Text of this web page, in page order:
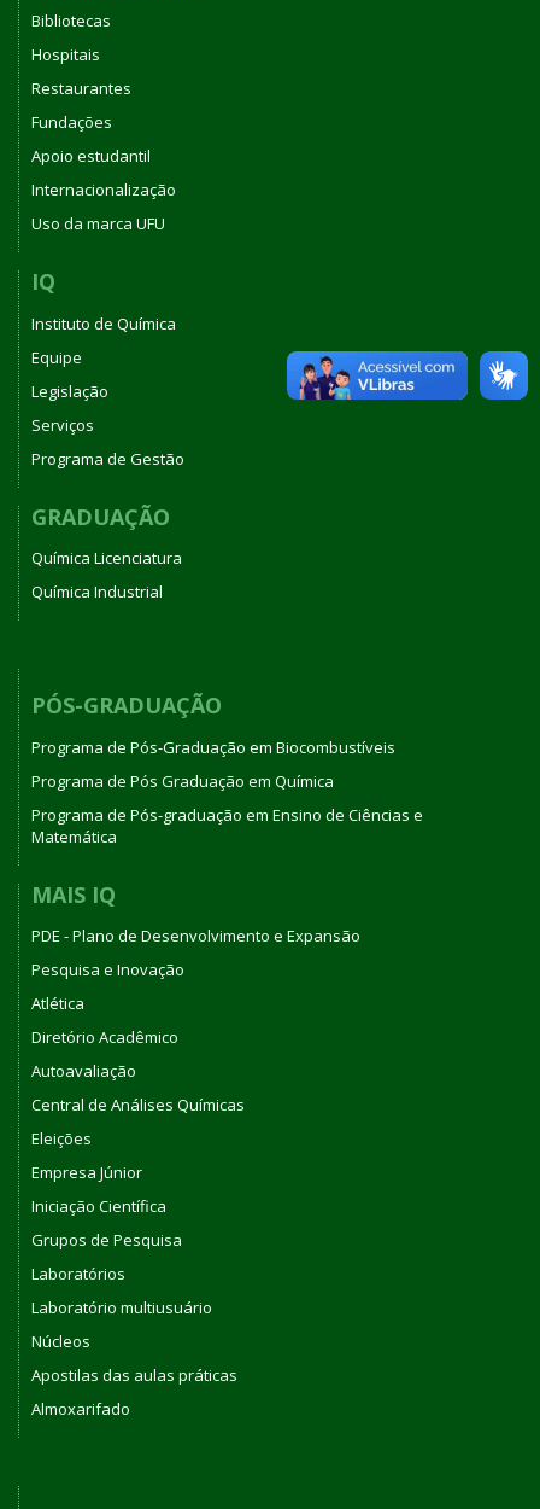
Bibliotecas
Hospitais
Restaurantes
Fundações
Apoio estudantil
Internacionalização
Uso da marca UFU
IQ
Instituto de Química
Equipe
Legislação
Serviços
Programa de Gestão
GRADUAÇÃO
Química Licenciatura
Química Industrial
PÓS-GRADUAÇÃO
Programa de Pós-Graduação em Biocombustíveis
Programa de Pós Graduação em Química
Programa de Pós-graduação em Ensino de Ciências e
Matemática
MAIS IQ
PDE - Plano de Desenvolvimento e Expansão
Pesquisa e Inovação
Atlética
Diretório Acadêmico
Autoavaliação
Central de Análises Químicas
Eleições
Empresa Júnior
Iniciação Científica
Grupos de Pesquisa
Laboratórios
Laboratório multiusuário
Núcleos
Apostilas das aulas práticas
Almoxarifado